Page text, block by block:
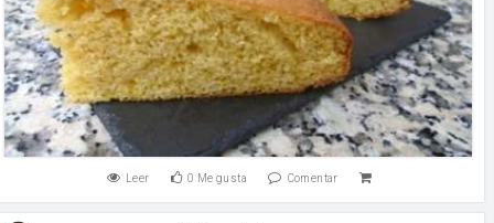
Leer 0 Me gusta Comentar